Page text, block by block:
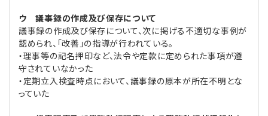
ウ 議事録の作成及び保存について
議事録の作成及び保存について、次に掲げる不適切な事例が
認められ、「改善」の指導が行われている。
・理事等の記名押印など、法令や定款に定められた事項が遵
守されていなかった
・定期立入検査時点において、議事録の原本が所在不明とな
っていた